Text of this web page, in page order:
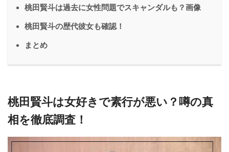
桃田賢斗は過去に女性問題でスキャンダルも？画像
桃田賢斗の歴代彼女も確認！
まとめ
桃田賢斗は女好きで素行が悪い？噂の真
相を徹底調査！